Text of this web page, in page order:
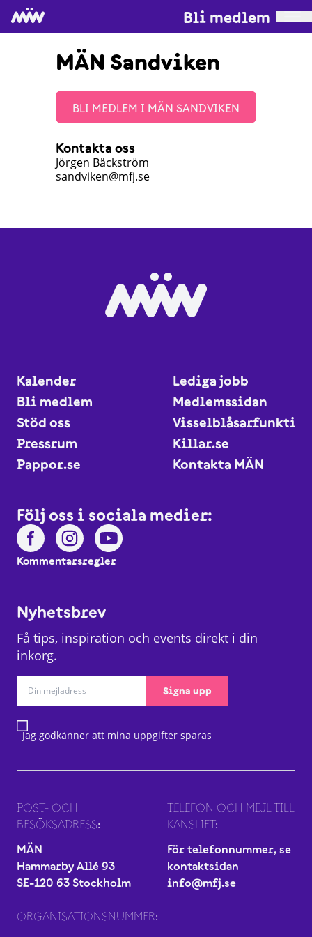
Bli medlem
MÄN Sandviken
BLI MEDLEM I MÄN SANDVIKEN
Kontakta oss
Jörgen Bäckström
sandviken@mfj.se
Kalender
Lediga jobb
Bli medlem
Medlemssidan
Stöd oss
Visselblåsarfunktion
Pressrum
Killar.se
Pappor.se
Kontakta MÄN
Följ oss i sociala medier:
Kommentarsregler
Nyhetsbrev
Få tips, inspiration och events direkt i din
inkorg.
Signa upp
Jag godkänner att mina uppgifter sparas
POST- OCH
BESÖKSADRESS:
MÄN
Hammarby Allé 93
SE-120 63 Stockholm
TELEFON OCH MEJL TILL
KANSLIET:
För telefonnummer, se
kontaktsidan
info@mfj.se
ORGANISATIONSNUMMER: